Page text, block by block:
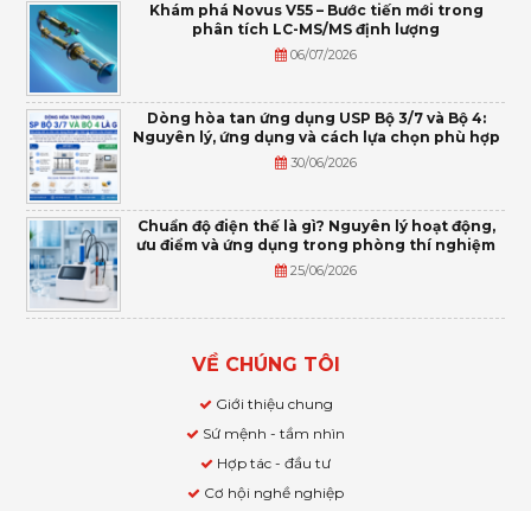
Khám phá Novus V55 – Bước tiến mới trong
phân tích LC-MS/MS định lượng
06/07/2026
Dòng hòa tan ứng dụng USP Bộ 3/7 và Bộ 4:
Nguyên lý, ứng dụng và cách lựa chọn phù hợp
30/06/2026
Chuẩn độ điện thế là gì? Nguyên lý hoạt động,
ưu điểm và ứng dụng trong phòng thí nghiệm
25/06/2026
VỀ CHÚNG TÔI
Giới thiệu chung
Sứ mệnh - tầm nhìn
Hợp tác - đầu tư
Cơ hội nghề nghiệp